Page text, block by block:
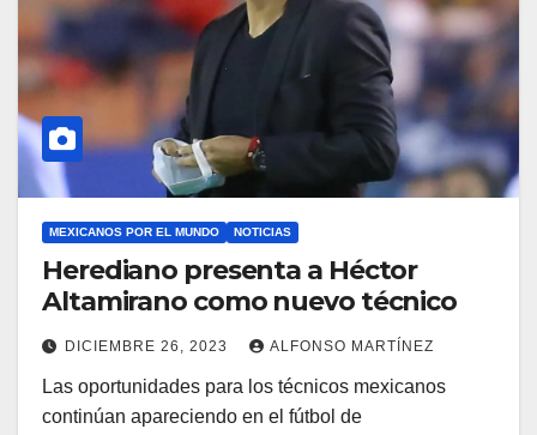
MEXICANOS POR EL MUNDO NOTICIAS
Herediano presenta a Héctor
Altamirano como nuevo técnico
DICIEMBRE 26, 2023 ALFONSO MARTÍNEZ
Las oportunidades para los técnicos mexicanos
continúan apareciendo en el fútbol de